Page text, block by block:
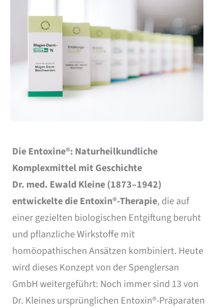
Die Entoxine®: Naturheilkundliche
Komplexmittel mit Geschichte
Dr. med. Ewald Kleine (1873–1942)
entwickelte die Entoxin®-Therapie, die auf
einer gezielten biologischen Entgiftung beruht
und pflanzliche Wirkstoffe mit
homöopathischen Ansätzen kombiniert. Heute
wird dieses Konzept von der Spenglersan
GmbH weitergeführt: Noch immer sind 13 von
Dr. Kleines ursprünglichen Entoxin®-Präparaten